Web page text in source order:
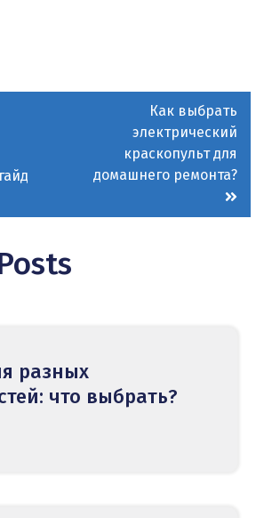
Как выбрать
электрический
краскопульт для
домашнего ремонта?
разных
что выбрать?